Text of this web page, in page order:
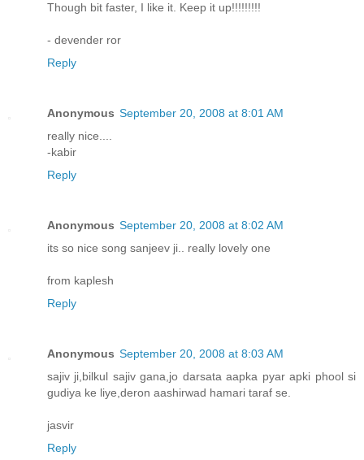
Though bit faster, I like it. Keep it up!!!!!!!!!
- devender ror
Reply
Anonymous September 20, 2008 at 8:01 AM
really nice....
-kabir
Reply
Anonymous September 20, 2008 at 8:02 AM
its so nice song sanjeev ji.. really lovely one
from kaplesh
Reply
Anonymous September 20, 2008 at 8:03 AM
sajiv ji,bilkul sajiv gana,jo darsata aapka pyar apki phool si
gudiya ke liye,deron aashirwad hamari taraf se.
jasvir
Reply